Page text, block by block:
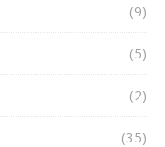
(9)
(5)
(2)
(35)